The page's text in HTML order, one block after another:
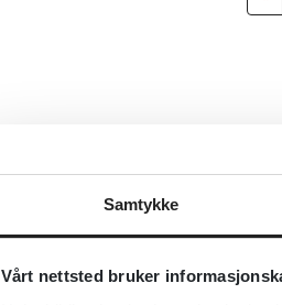
Samtykke
Vårt nettsted bruker